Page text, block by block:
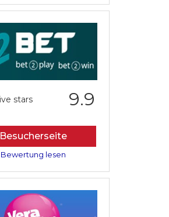
9.9
Besucherseite
Bewertung lesen